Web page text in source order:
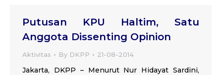
Putusan KPU Haltim, Satu
Anggota Dissenting Opinion
Aktivitas By DKPP 21-08-2014
Jakarta, DKPP – Menurut Nur Hidayat Sardini,